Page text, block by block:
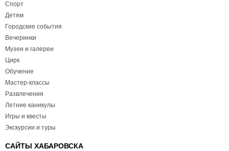
Спорт
Детям
Городские события
Вечеринки
Музеи и галереи
Цирк
Обучение
Мастер-классы
Развлечения
Летние каникулы
Игры и квесты
Экскурсии и туры
САЙТЫ ХАБАРОВСКА